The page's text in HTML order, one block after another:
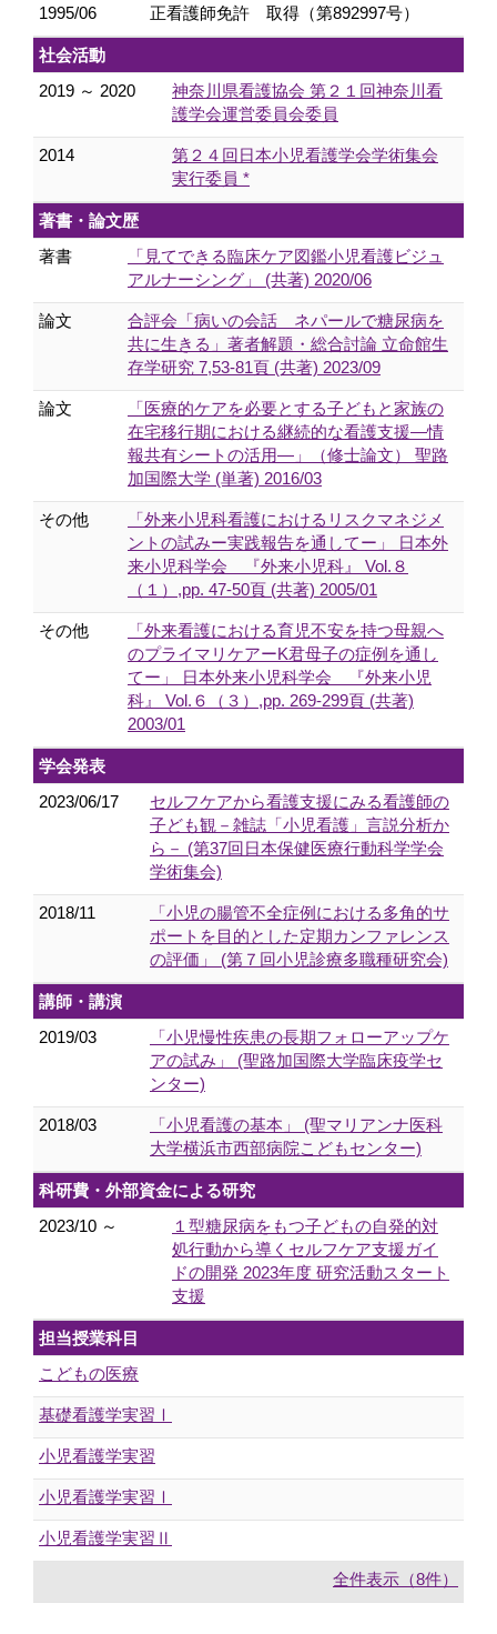
1995/06 正看護師免許 取得（第892997号）
社会活動
2019 ～ 2020
神奈川県看護協会 第２１回神奈川看
護学会運営委員会委員
2014
第２４回日本小児看護学会学術集会
実行委員 *
著書・論文歴
著書
「見てできる臨床ケア図鑑小児看護ビジュ
アルナーシング」 (共著) 2020/06
論文
合評会「病いの会話 ネパールで糖尿病を
共に生きる」著者解題・総合討論 立命館生
存学研究 7,53-81頁 (共著) 2023/09
論文
「医療的ケアを必要とする子どもと家族の
在宅移行期における継続的な看護支援―情
報共有シートの活用―」（修士論文） 聖路
加国際大学 (単著) 2016/03
その他
「外来小児科看護におけるリスクマネジメ
ントの試みー実践報告を通してー」 日本外
来小児科学会 『外来小児科』 Vol.８
（１）,pp. 47-50頁 (共著) 2005/01
その他
「外来看護における育児不安を持つ母親へ
のプライマリケアーK君母子の症例を通し
てー」 日本外来小児科学会 『外来小児
科』 Vol.６（３）,pp. 269-299頁 (共著)
2003/01
学会発表
2023/06/17
セルフケアから看護支援にみる看護師の
子ども観－雑誌「小児看護」言説分析か
ら－ (第37回日本保健医療行動科学学会
学術集会)
2018/11
「小児の腸管不全症例における多角的サ
ポートを目的とした定期カンファレンス
の評価」 (第７回小児診療多職種研究会)
講師・講演
2019/03
「小児慢性疾患の長期フォローアップケ
アの試み」 (聖路加国際大学臨床疫学セ
ンター)
2018/03
「小児看護の基本」 (聖マリアンナ医科
大学横浜市西部病院こどもセンター)
科研費・外部資金による研究
2023/10 ～
１型糖尿病をもつ子どもの自発的対
処行動から導くセルフケア支援ガイ
ドの開発 2023年度 研究活動スタート
支援
担当授業科目
こどもの医療
基礎看護学実習Ⅰ
小児看護学実習
小児看護学実習Ⅰ
小児看護学実習Ⅱ
全件表示（8件）